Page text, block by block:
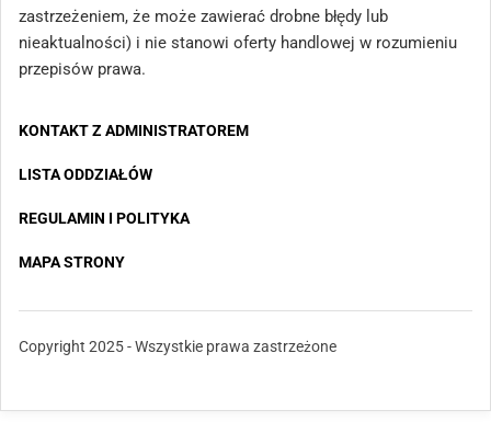
zastrzeżeniem, że może zawierać drobne błędy lub
nieaktualności) i nie stanowi oferty handlowej w rozumieniu
przepisów prawa.
KONTAKT Z ADMINISTRATOREM
LISTA ODDZIAŁÓW
REGULAMIN I POLITYKA
MAPA STRONY
Copyright 2025 - Wszystkie prawa zastrzeżone